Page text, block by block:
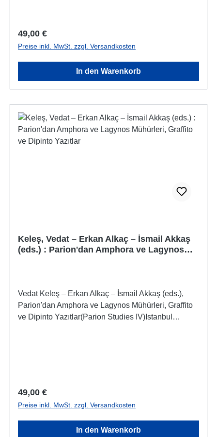
Regulärer Preis:
49,00 €
Preise inkl. MwSt. zzgl. Versandkosten
In den Warenkorb
Keleş, Vedat – Erkan Alkaç – İsmail Akkaş
(eds.) : Parion'dan Amphora ve Lagynos
Vedat Keleş – Erkan Alkaç – İsmail Akkaş (eds.),
Parion'dan Amphora ve Lagynos Mühürleri, Graffito
ve Dipinto Yazıtlar(Parion Studies IV)Istanbul
Regulärer Preis:
49,00 €
Preise inkl. MwSt. zzgl. Versandkosten
In den Warenkorb